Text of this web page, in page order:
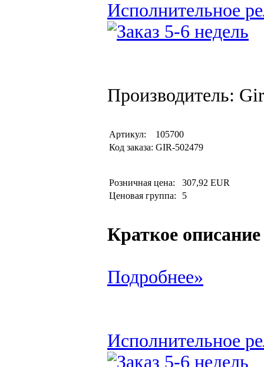
Исполнительное
Производитель:
Артикул:
105700
Код заказа: GIR-502479
Розничная цена:
307,92 EUR
Ценовая группа:
5
Краткое описание
Подробнее»
Исполнительное